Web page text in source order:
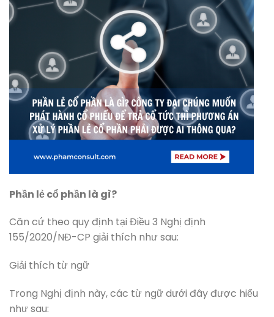
Phần lẻ cổ phần là gì?
Căn cứ theo quy định tại Điều 3 Nghị định
155/2020/NĐ-CP giải thích như sau:
Giải thích từ ngữ
Trong Nghị định này, các từ ngữ dưới đây được hiểu
như sau: